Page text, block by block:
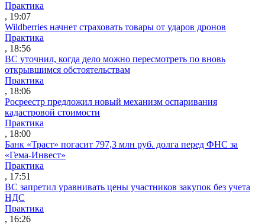
Практика
, 19:07
Wildberries начнет страховать товары от ударов дронов
Практика
, 18:56
ВС уточнил, когда дело можно пересмотреть по вновь
открывшимся обстоятельствам
Практика
, 18:06
Росреестр предложил новый механизм оспаривания
кадастровой стоимости
Практика
, 18:00
Банк «Траст» погасит 797,3 млн руб. долга перед ФНС за
«Гема-Инвест»
Практика
, 17:51
ВС запретил уравнивать цены участников закупок без учета
НДС
Практика
, 16:26